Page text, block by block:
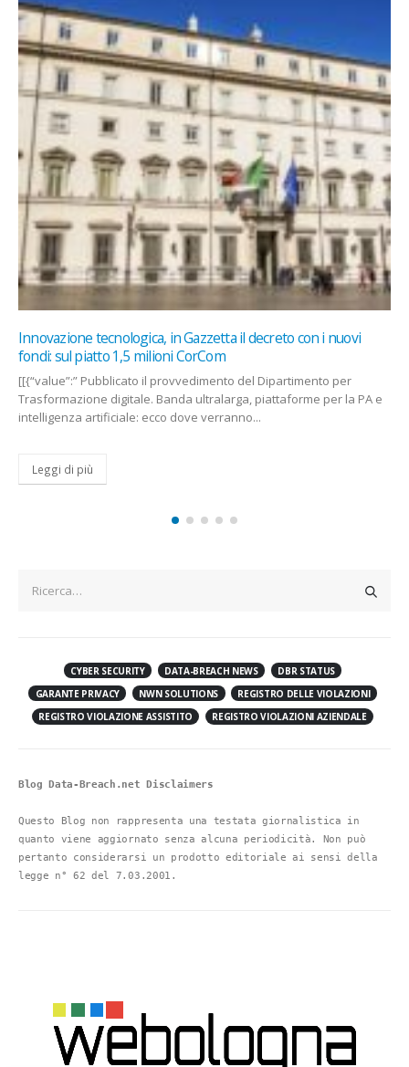
con i nuovi
per
per la PA e
Google lancia Career Dreamer, l’IA che
ideale
Google sta testando Career Dreamer, un
sull’intelligenza artificiale. L’obiettivo è
le esperienze dell’utente per...
CYBER SECURITY DATA-BREACH NEWS
DBR STATUS
GARANTE PRIVACY
NWN SOLUTIONS
REGISTRO DELLE VIOLAZIONI
REGISTRO VIOLAZIONE ASSISTITO
REGISTRO VIOLAZIONI AZIENDALE
Blog Data-Breach.net Disclaimers
Questo Blog non rappresenta una testata giornalistica in
quanto viene aggiornato senza alcuna periodicità. Non può
pertanto considerarsi un prodotto editoriale ai sensi della
legge n° 62 del 7.03.2001.